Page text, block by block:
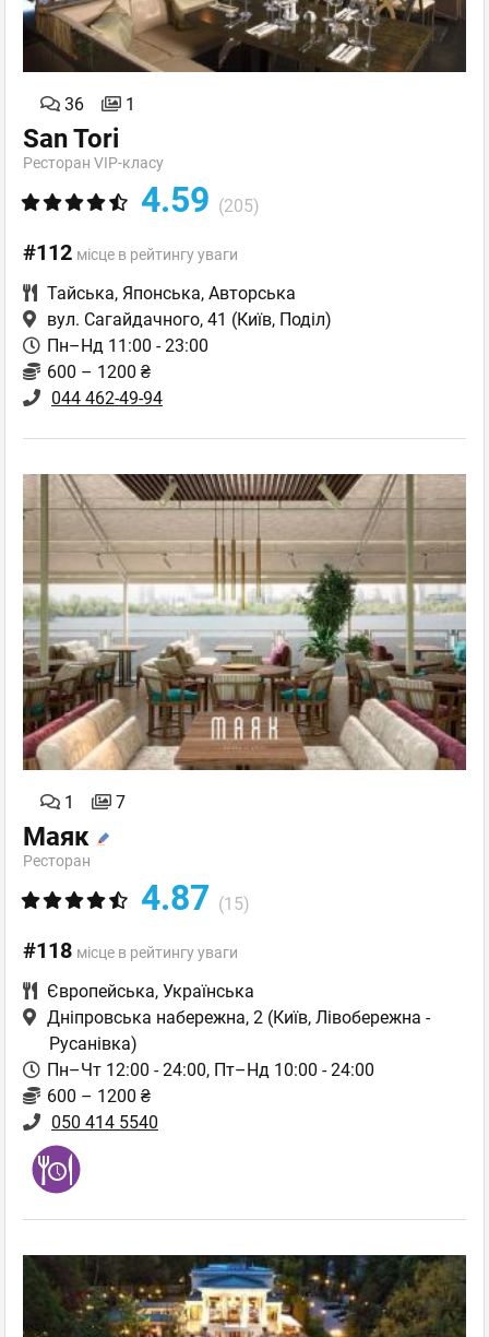
36 1
San Tori
Ресторан VIP-класу
4.59 (205)
#112 місце в рейтингу уваги
Тайська, Японська, Авторська
вул. Сагайдачного, 41 (Київ, Поділ)
Пн–Нд 11:00 - 23:00
600 – 1200 ₴
044 462-49-94
1 7
Маяк
Ресторан
4.87 (15)
#118 місце в рейтингу уваги
Європейська, Українська
Дніпровська набережна, 2 (Київ, Лівобережна -
Русанівка)
Пн–Чт 12:00 - 24:00, Пт–Нд 10:00 - 24:00
600 – 1200 ₴
050 414 5540